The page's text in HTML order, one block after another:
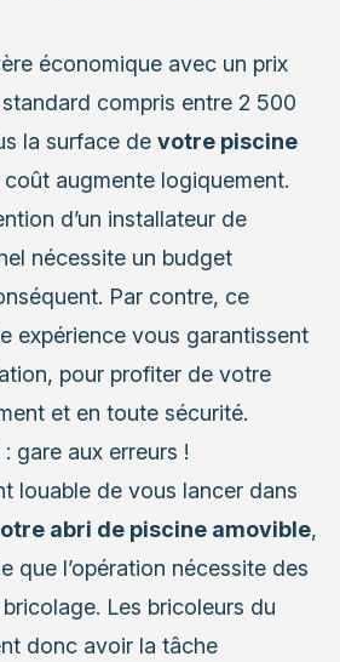
économique avec un prix
compris entre 2 500
la surface de votre piscine
augmente logiquement.
d’un installateur de
nécessite un budget
Par contre, ce
expérience vous garantissent
pour profiter de votre
et en toute sécurité.
gare aux erreurs !
louable de vous lancer dans
abri de piscine amovible,
que l’opération nécessite des
Les bricoleurs du
donc avoir la tâche